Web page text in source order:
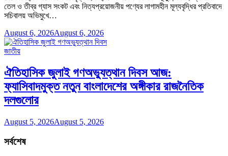
তেল ও তীব্র গ্যাস সংকট এবং নিত্যপ্রয়োজনীয় পণ্যের লাগামহীন মূল্যবৃদ্ধির প্রতিবাদে
সচিবালয় অভিমুখে…
August 6, 2026August 6, 2026
জাতীয়
ঐতিহাসিক জুলাই গণঅভ্যুত্থান দিবস আজ:
ফ্যাসিবাদমুক্ত নতুন বাংলাদেশের অঙ্গীকার রাজনৈতিক
দলগুলোর
August 5, 2026August 5, 2026
সর্বশেষ